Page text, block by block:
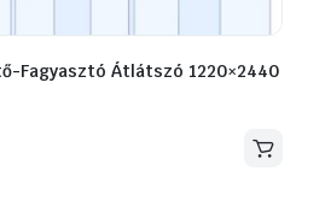
Fagyasztó Átlátszó 1220×2440